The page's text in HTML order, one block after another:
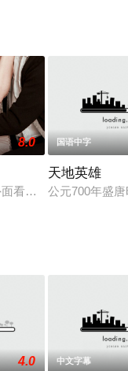
维斯·金,波琳·多尔西
电影大全就上策驰电
影、电视猫或剧情网
8.0
面看别人逊色的富裕
国语中字
天地英雄
公元700年盛
4.0 中文字幕